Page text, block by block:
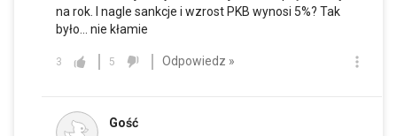
na rok. I nagle sankcje i wzrost PKB wynosi 5%? Tak
było... nie kłamie
3 5 Odpowiedz »
Gość